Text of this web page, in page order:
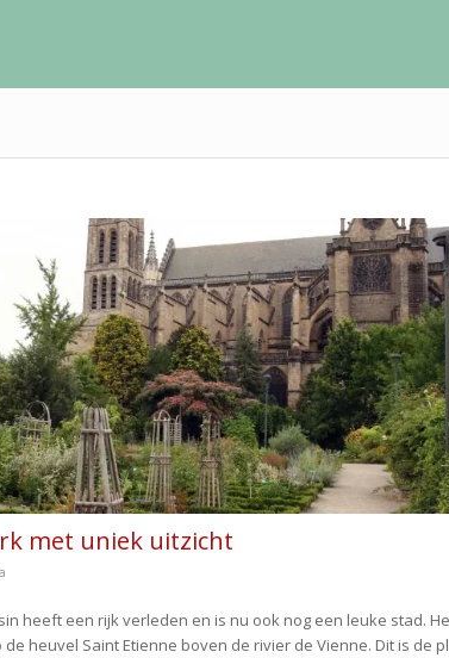
met uniek uitzicht
heeft een rijk verleden en is nu ook nog een leuke stad.
de heuvel Saint Etienne boven de rivier de Vienne. Dit is de